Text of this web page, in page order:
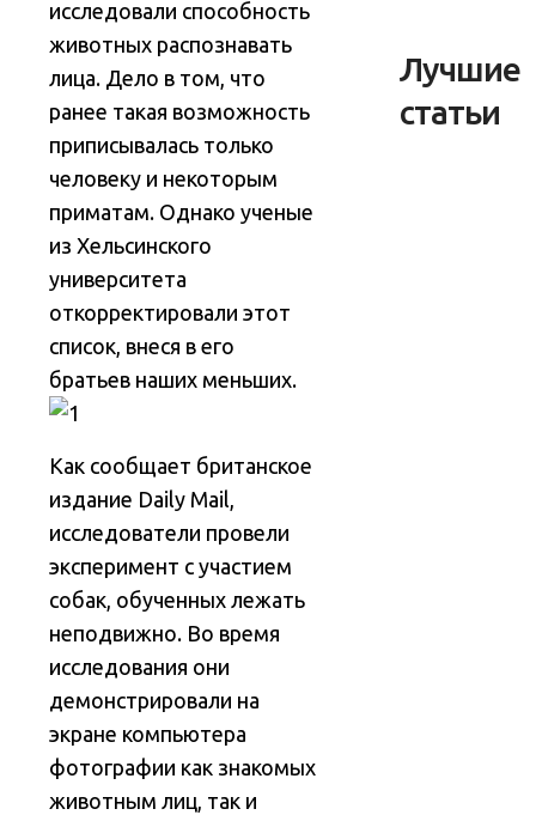
исследовали способность
животных распознавать
лица. Дело в том, что
ранее такая возможность
приписывалась только
человеку и некоторым
приматам. Однако ученые
из Хельсинского
университета
откорректировали этот
список, внеся в его
братьев наших меньших.
Как сообщает британское
издание Daily Mail,
исследователи провели
эксперимент с участием
собак, обученных лежать
неподвижно. Во время
исследования они
демонстрировали на
экране компьютера
фотографии как знакомых
животным лиц, так и
Лучшие
статьи